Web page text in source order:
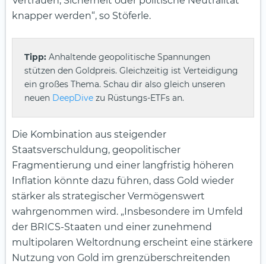
knapper werden“, so Stöferle.
Tipp: Anhaltende geopolitische Spannungen
stützen den Goldpreis. Gleichzeitig ist Verteidigung
ein großes Thema. Schau dir also gleich unseren
neuen DeepDive zu Rüstungs-ETFs an.
Die Kombination aus steigender
Staatsverschuldung, geopolitischer
Fragmentierung und einer langfristig höheren
Inflation könnte dazu führen, dass Gold wieder
stärker als strategischer Vermögenswert
wahrgenommen wird. „Insbesondere im Umfeld
der BRICS-Staaten und einer zunehmend
multipolaren Weltordnung erscheint eine stärkere
Nutzung von Gold im grenzüberschreitenden